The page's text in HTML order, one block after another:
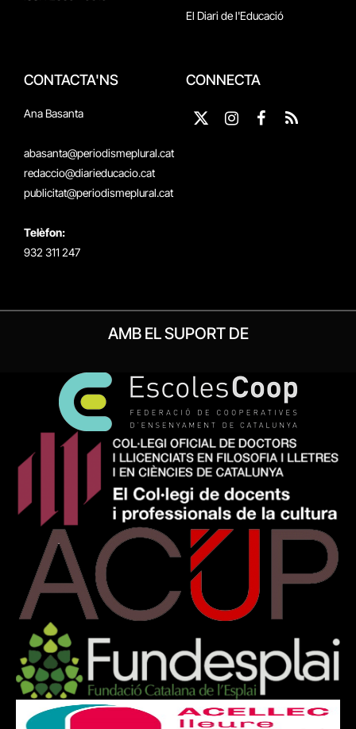
El Diari de l'Educació
CONTACTA'NS
Ana Basanta
abasanta@periodismeplural.cat
redaccio@diarieducacio.cat
publicitat@periodismeplural.cat
Telèfon:
932 311 247
CONNECTA
X
Instagram
Facebook
RSS
AMB EL SUPORT DE